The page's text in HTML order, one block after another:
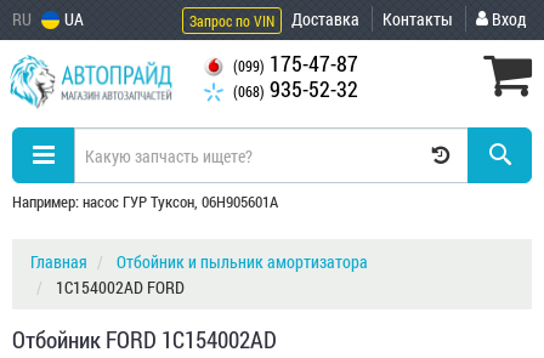
RU UA Запрос по VIN Доставка Контакты Вход
(099) 175-47-87
(068) 935-52-32
Например: насос ГУР Туксон, 06H905601A
Главная
Отбойник и пыльник амортизатора
1C154002AD FORD
Отбойник FORD 1C154002AD